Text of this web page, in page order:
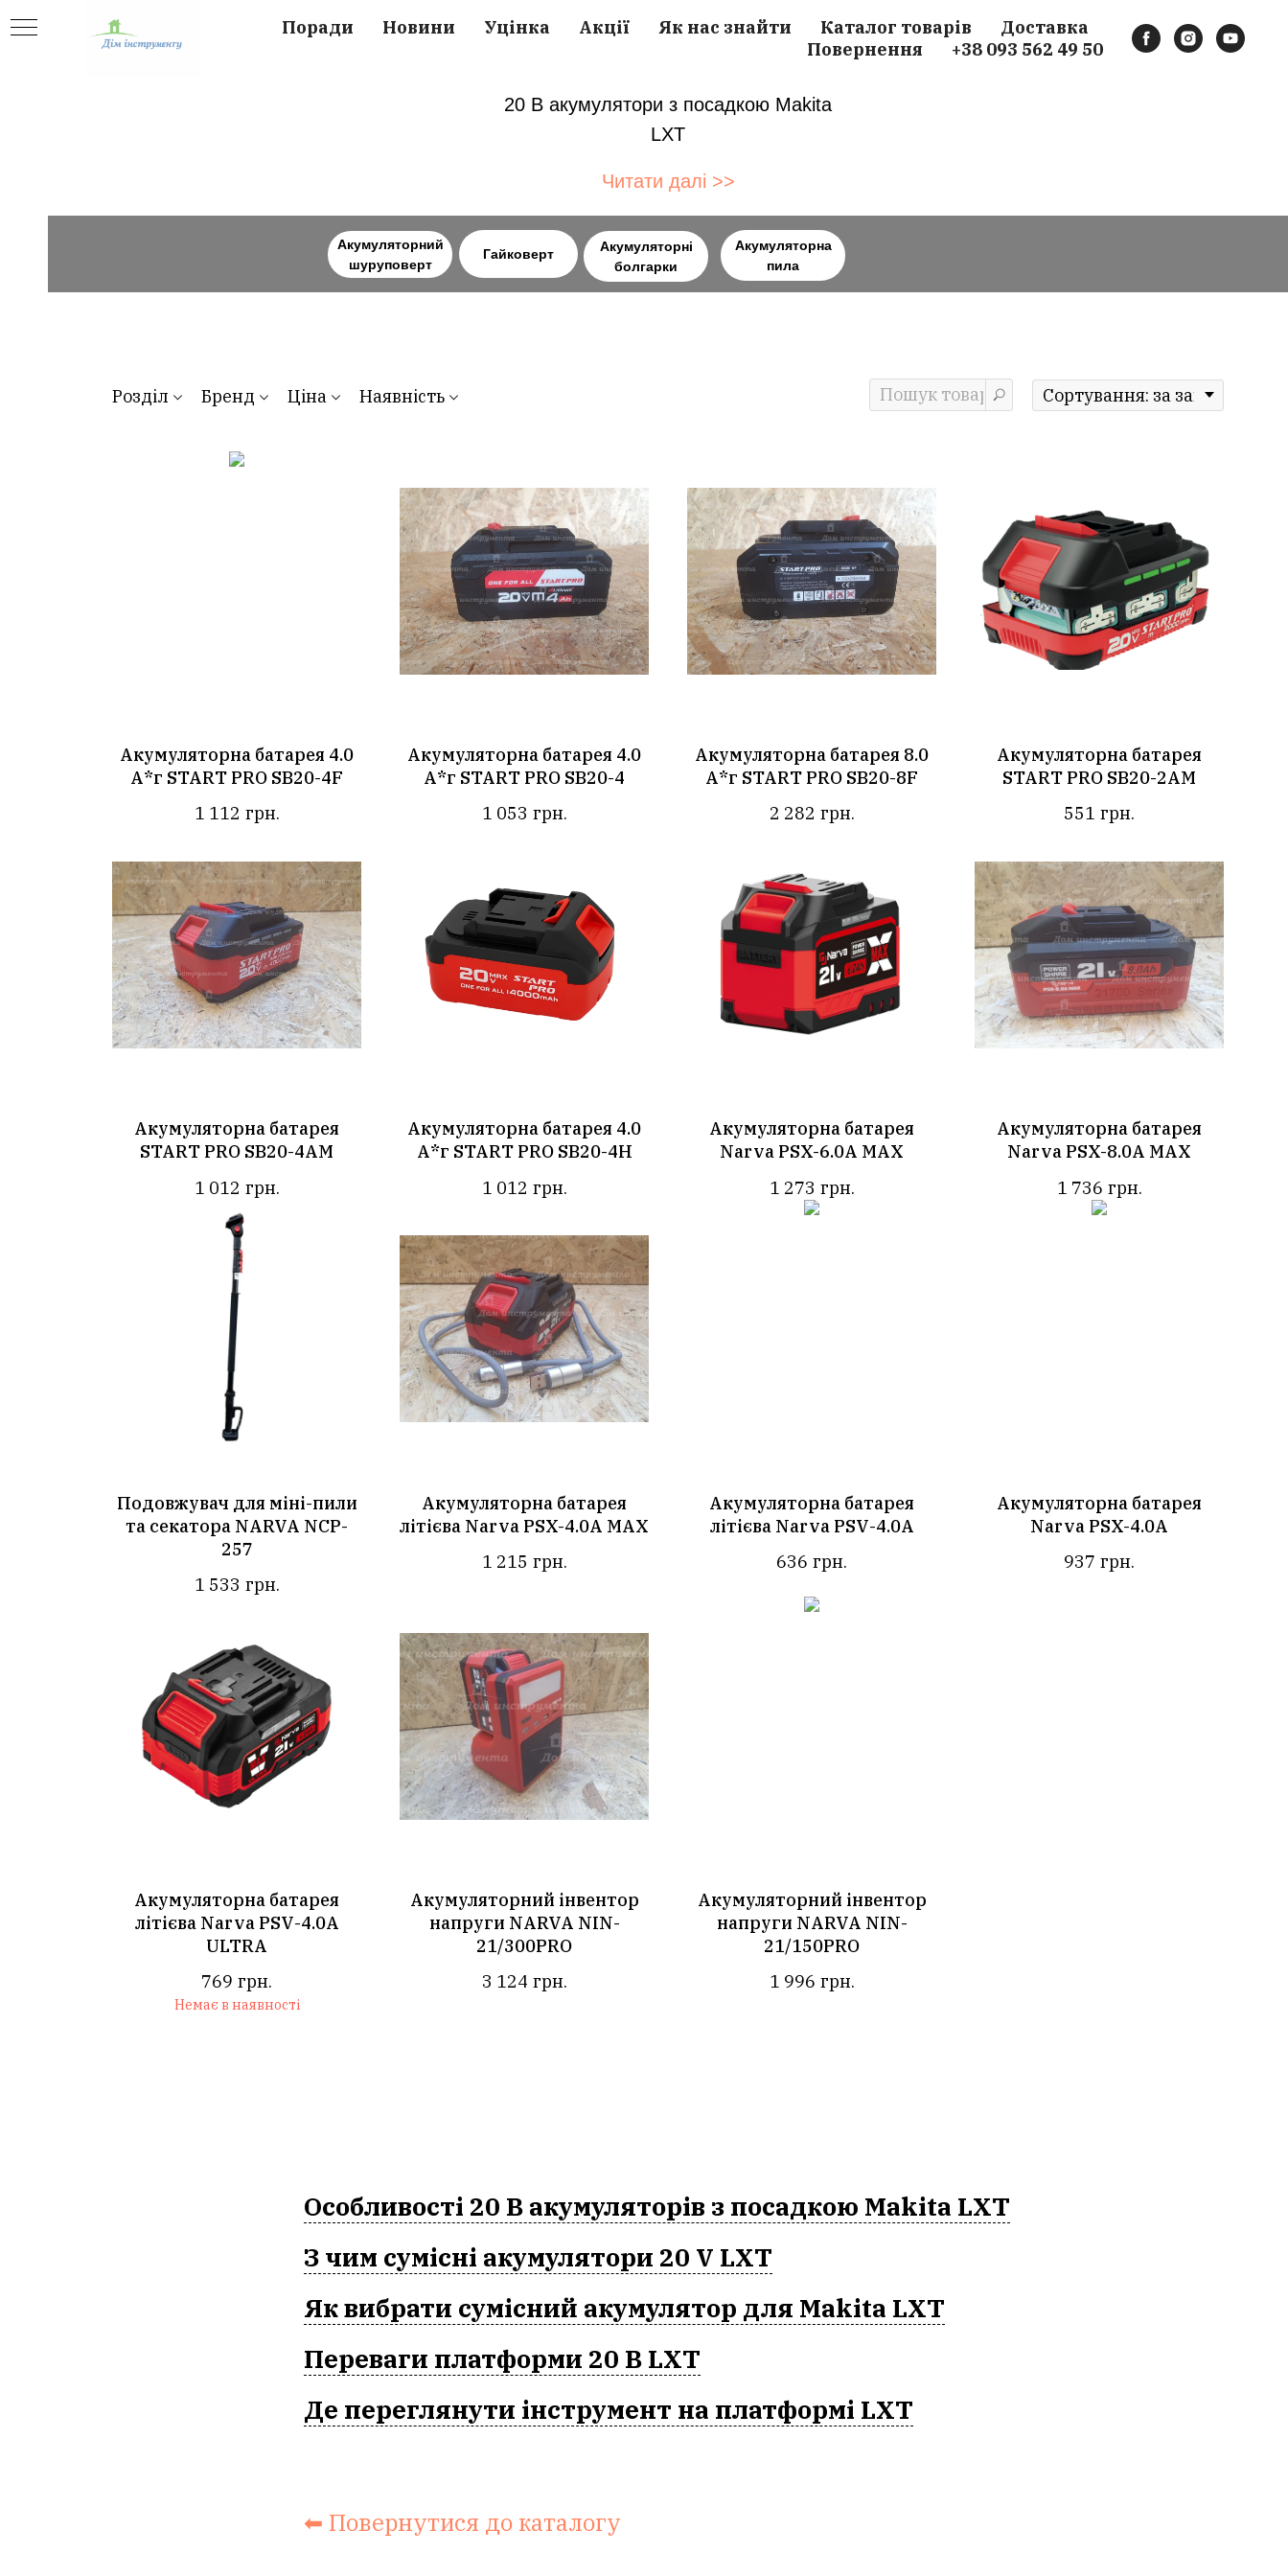
Поради Новини Уцінка Акції Як нас знайти Каталог товарів
Доставка
Повернення
+38 093 562 49 50
20 В акумулятори з посадкою Makita
LXT
Читати далі >>
Акумуляторний
шуруповерт
Акумуляторні
болгарки
Акумуляторна
пила
Гайковерт
Розділ Бренд Ціна Наявність
Акумуляторна батарея 4.0
А*г START PRO SB20-4F
1 112 грн.
Акумуляторна батарея 4.0
А*г START PRO SB20-4
1 053 грн.
Акумуляторна батарея 8.0
А*г START PRO SB20-8F
2 282 грн.
Акумуляторна батарея
START PRO SB20-2АМ
551 грн.
Акумуляторна батарея
START PRO SB20-4АМ
1 012 грн.
Акумуляторна батарея 4.0
А*г START PRO SB20-4H
1 012 грн.
Акумуляторна батарея
Narva PSX-6.0A MAX
1 273 грн.
Акумуляторна батарея
Narva PSX-8.0A MAX
1 736 грн.
Подовжувач для міні-пили
та секатора NARVA NCP-
257
1 533 грн.
Акумуляторна батарея
літієва Narva PSX-4.0A MAX
1 215 грн.
Акумуляторна батарея
літієва Narva PSV-4.0A
636 грн.
Акумуляторна батарея
Narva PSX-4.0A
937 грн.
Акумуляторна батарея
літієва Narva PSV-4.0A
ULTRA
769 грн.
Немає в наявності
Акумуляторний інвентор
напруги NARVA NIN-
21/300PRO
3 124 грн.
Акумуляторний інвентор
напруги NARVA NIN-
21/150PRO
1 996 грн.
Особливості 20 В акумуляторів з посадкою Makita LXT
З чим сумісні акумулятори 20 V LXT
Як вибрати сумісний акумулятор для Makita LXT
Переваги платформи 20 В LXT
Де переглянути інструмент на платформі LXT
⬅ Повернутися до каталогу